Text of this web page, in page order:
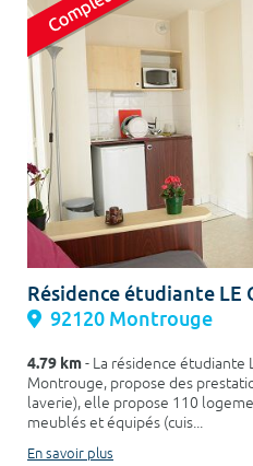
Résidence étudiante LE
92120 Montrouge
4.79 km- La résidence étudiante
Montrouge, propose des
laverie), elle propose 110
meublés et équipés (cuis...
En savoir plus